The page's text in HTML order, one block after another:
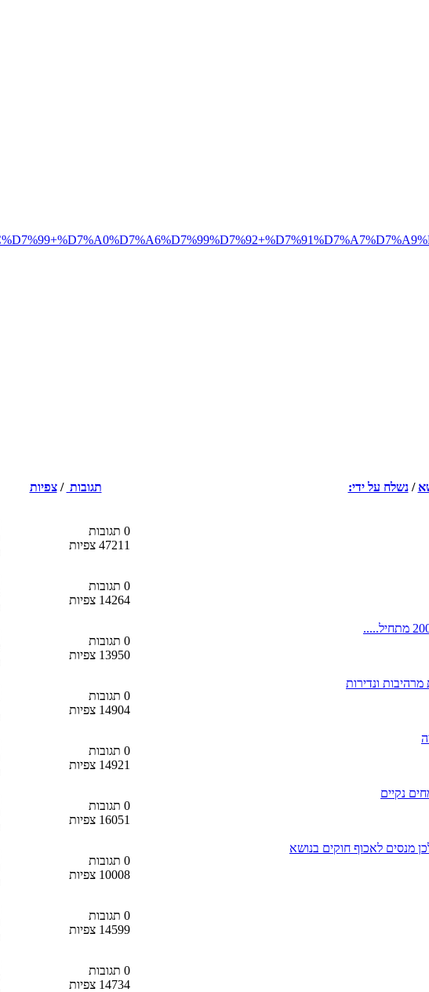
/נשלח על ידי: תגובות /צפיות
0 תגובות
47211 צפיות
0 תגובות
14264 צפיות
0 תגובות
13950 צפיות
ונדירות
0 תגובות
14904 צפיות
0 תגובות
14921 צפיות
נקיים
0 תגובות
16051 צפיות
מנסים לאכוף חוקים בנושא
0 תגובות
10008 צפיות
0 תגובות
14599 צפיות
0 תגובות
14734 צפיות